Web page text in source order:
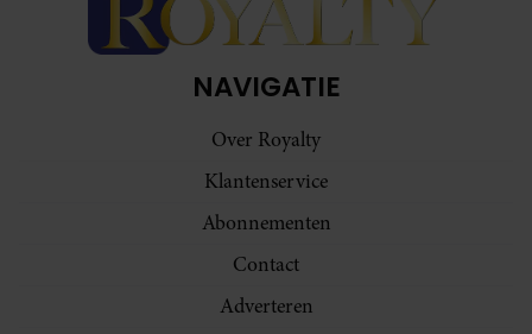
NAVIGATIE
Over Royalty
Klantenservice
Abonnementen
Contact
Adverteren